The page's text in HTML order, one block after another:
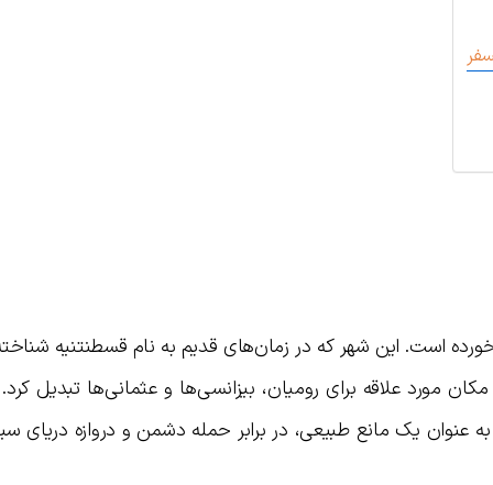
خورده است. این شهر که در زمان‌های قدیم به نام قسطنتنیه
مورد علاقه برای رومیان، بیزانسی‌ها و عثمانی‌ها تبدیل
عنوان یک مانع طبیعی، در برابر حمله دشمن و دروازه دریای